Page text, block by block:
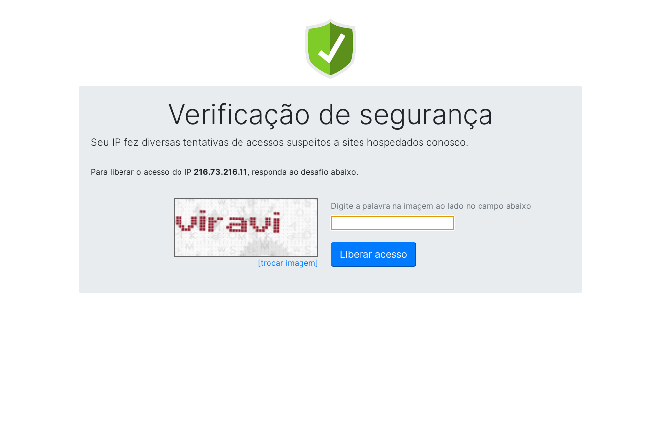
Verificação de segurança
Seu IP fez diversas tentativas de acessos suspeitos a sites hospedados conosco.
Para liberar o acesso do IP 216.73.216.11, responda ao desafio abaixo.
[trocar imagem]
Digite a palavra na imagem ao lado no campo abaixo